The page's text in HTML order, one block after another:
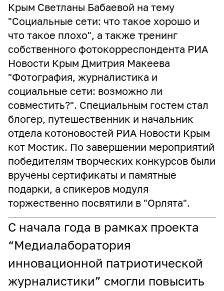
Крым Светланы Бабаевой на тему
"Социальные сети: что такое хорошо и
что такое плохо", а также тренинг
собственного фотокорреспондента РИА
Новости Крым Дмитрия Макеева
"Фотография, журналистика и
социальные сети: возможно ли
совместить?". Специальным гостем стал
блогер, путешественник и начальник
отдела котоновостей РИА Новости Крым
кот Мостик. По завершении мероприятий
победителям творческих конкурсов были
вручены сертификаты и памятные
подарки, а спикеров модуля
торжественно посвятили в "Орлята".
С начала года в рамках проекта
“Медиалаборатория
инновационной патриотической
журналистики” смогли повысить